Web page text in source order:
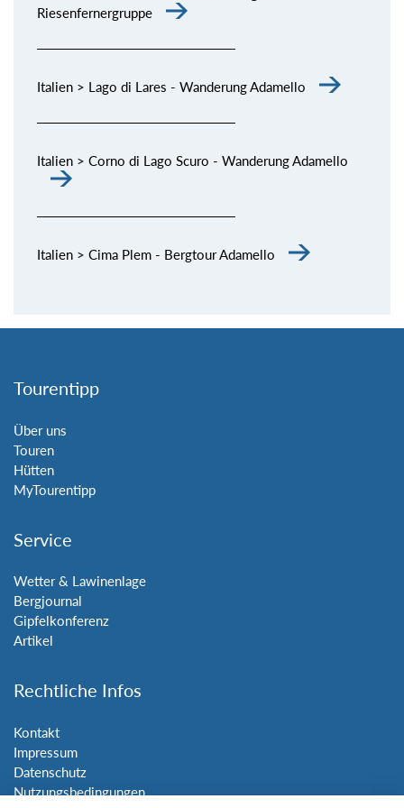
Riesenfernergruppe
Italien > Lago di Lares - Wanderung Adamello
Italien > Corno di Lago Scuro - Wanderung Adamello
Italien > Cima Plem - Bergtour Adamello
Tourentipp
Über uns
Touren
Hütten
MyTourentipp
Service
Wetter & Lawinenlage
Bergjournal
Gipfelkonferenz
Artikel
Rechtliche Infos
Kontakt
Impressum
Datenschutz
Nutzungsbedingungen